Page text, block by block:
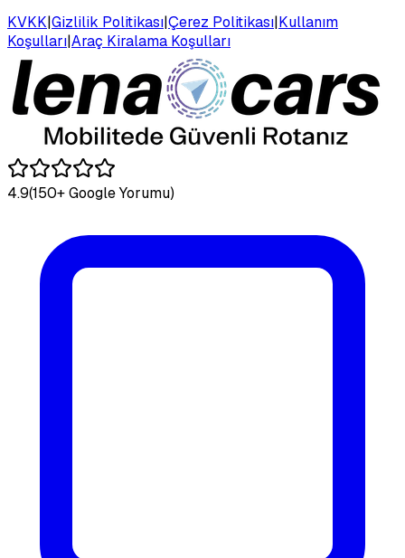
KVKK|Gizlilik Politikası|Çerez Politikası|Kullanım
Koşulları|Araç Kiralama Koşulları
4.9(150+ Google Yorumu)